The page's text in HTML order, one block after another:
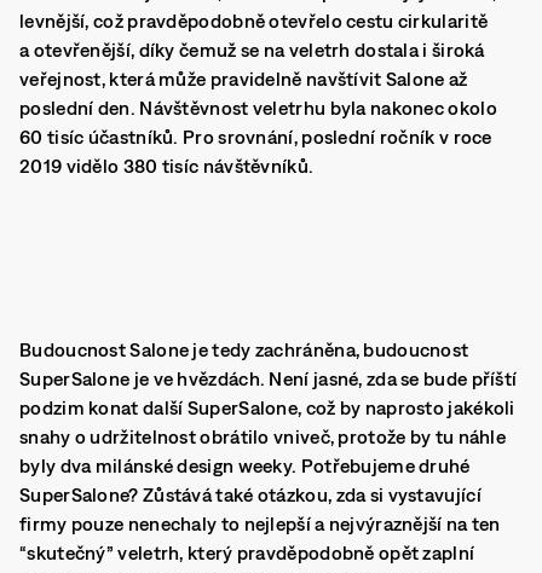
levnější, což pravděpodobně otevřelo cestu cirkularitě
a otevřenější, díky čemuž se na veletrh dostala i široká
veřejnost, která může pravidelně navštívit Salone až
poslední den. Návštěvnost veletrhu byla nakonec okolo
60 tisíc účastníků. Pro srovnání, poslední ročník v roce
2019 vidělo 380 tisíc návštěvníků.
Budoucnost Salone je tedy zachráněna, budoucnost
SuperSalone je ve hvězdách. Není jasné, zda se bude příští
podzim konat další SuperSalone, což by naprosto jakékoli
snahy o udržitelnost obrátilo vniveč, protože by tu náhle
byly dva milánské design weeky. Potřebujeme druhé
SuperSalone? Zůstává také otázkou, zda si vystavující
firmy pouze nenechaly to nejlepší a nejvýraznější na ten
“skutečný” veletrh, který pravděpodobně opět zaplní